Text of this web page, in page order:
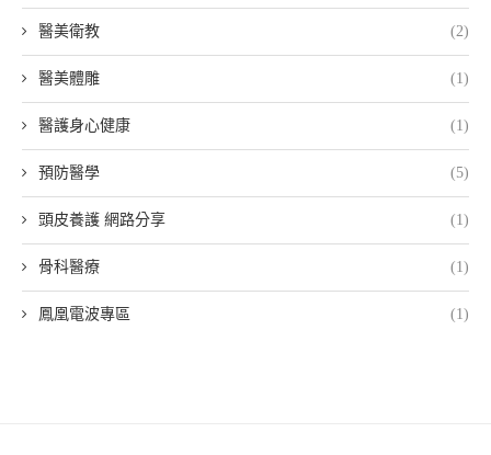
醫美衛教 (2)
醫美體雕 (1)
醫護身心健康 (1)
預防醫學 (5)
頭皮養護 網路分享 (1)
骨科醫療 (1)
鳳凰電波專區 (1)